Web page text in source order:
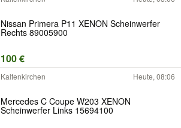
Nissan Primera P11 XENON Scheinwerfer
Rechts 89005900
100 €
Kaltenkirchen Heute, 08:06
Mercedes C Coupe W203 XENON
Scheinwerfer Links 15694100